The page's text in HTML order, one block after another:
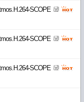
SCOPE
SCOPE
SCOPE